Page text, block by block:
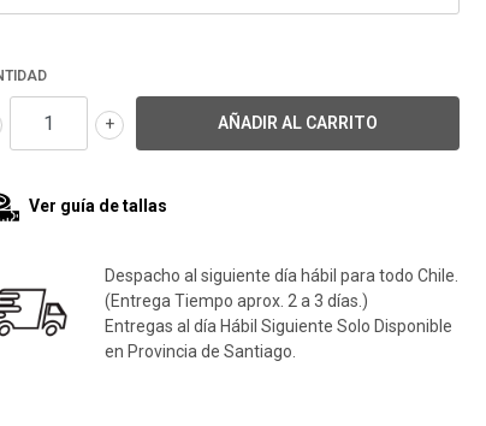
+
Ver guía de tallas
Despacho al siguiente día hábil para todo Chile.
(Entrega Tiempo aprox. 2 a 3 días.)
Entregas al día Hábil Siguiente Solo Disponible
en Provincia de Santiago.